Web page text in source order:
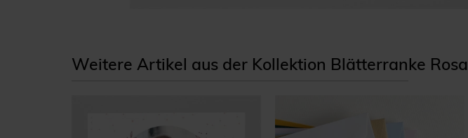
Weitere Artikel aus der Kollektion Blätterranke Rosa